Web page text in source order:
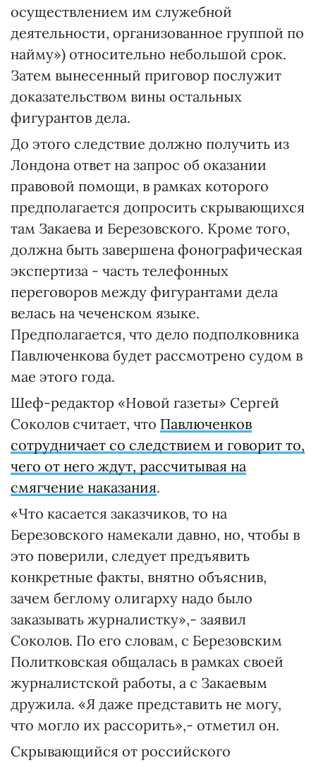
осуществлением им служебной
деятельности, организованное группой по
найму») относительно небольшой срок.
Затем вынесенный приговор послужит
доказательством вины остальных
фигурантов дела.
До этого следствие должно получить из
Лондона ответ на запрос об оказании
правовой помощи, в рамках которого
предполагается допросить скрывающихся
там Закаева и Березовского. Кроме того,
должна быть завершена фонографическая
экспертиза - часть телефонных
переговоров между фигурантами дела
велась на чеченском языке.
Предполагается, что дело подполковника
Павлюченкова будет рассмотрено судом в
мае этого года.
Шеф-редактор «Новой газеты» Сергей
Соколов считает, что Павлюченков
сотрудничает со следствием и говорит то,
чего от него ждут, рассчитывая на
смягчение наказания.
«Что касается заказчиков, то на
Березовского намекали давно, но, чтобы в
это поверили, следует предъявить
конкретные факты, внятно объяснив,
зачем беглому олигарху надо было
заказывать журналистку»,- заявил
Соколов. По его словам, с Березовским
Политковская общалась в рамках своей
журналистской работы, а с Закаевым
дружила. «Я даже представить не могу,
что могло их рассорить»,- отметил он.
Скрывающийся от российского